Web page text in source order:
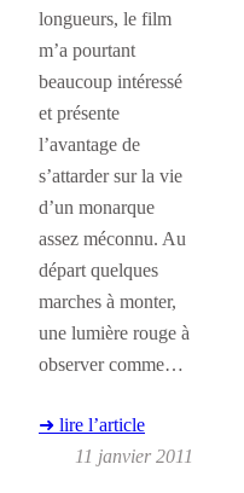
longueurs, le film
m’a pourtant
beaucoup intéressé
et présente
l’avantage de
s’attarder sur la vie
d’un monarque
assez méconnu. Au
départ quelques
marches à monter,
une lumière rouge à
observer comme…
➜ lire l’article
11 janvier 2011